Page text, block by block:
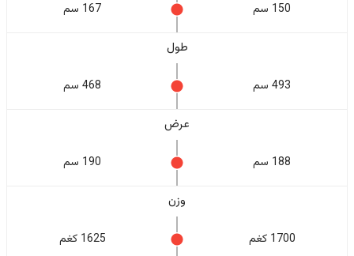
150 سم 167 سم
طول
493 سم 468 سم
عرض
188 سم 190 سم
وزن
1700 كغم 1625 كغم